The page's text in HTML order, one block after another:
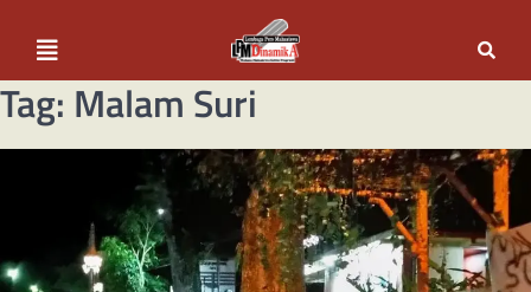
Tag: Malam Suri